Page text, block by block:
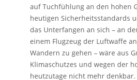
auf Tuchfühlung an den hohen
heutigen Sicherheitsstandards
das Unterfangen an sich – an
einem Flugzeug der Luftwaffe
Wandern zu gehen – wäre aus
Klimaschutzes und wegen der
heutzutage nicht mehr